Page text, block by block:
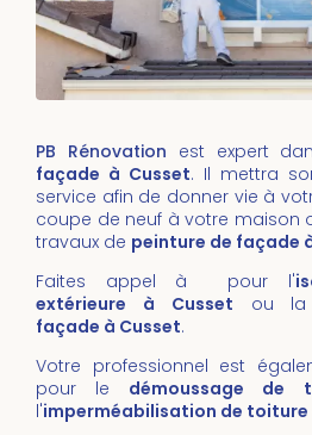
PB Rénovation est expert
façade à Cusset. Il mettra
service afin de donner vie à
coupe de neuf à votre maison
travaux de peinture de façade
Faites appel à pour l'
extérieure à Cusset ou la
façade à Cusset.
Votre professionnel est
pour le démoussage de
l'imperméabilisation de toiture